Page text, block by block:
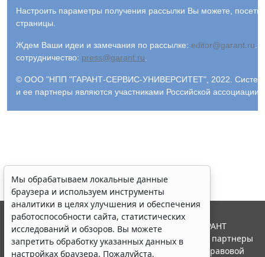
Настроить параметры получения рассылки Вы можете,
страницы.
Ждем Ваши идеи и замечания по рассылке: editor@garant.ru
сотрудничество: press@garant.ru
© ООО "НПП "ГАРАНТ-СЕРВИС-УНИВЕРСИТЕТ", 2022. Система
и ее партнеры являются участниками Российской
Мы обрабатываем локальные данные
браузера и используем инструменты
аналитики в целях улучшения и обеспечения
работоспособности сайта, статистических
исследований и обзоров. Вы можете
запретить обработку указанных данных в
настройках браузера. Пожалуйста,
© ООО "НПП "ГАРАНТ-СЕРВИС", 2026. Система ГАРАНТ
выпускается с 1990 года. Компания "Гарант" и ее партнеры
являются участниками Российской ассоциации правовой